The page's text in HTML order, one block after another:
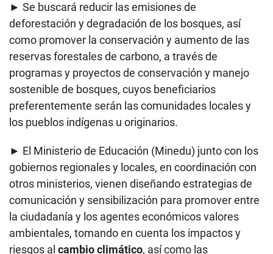
► Se buscará reducir las emisiones de
deforestación y degradación de los bosques, así
como promover la conservación y aumento de las
reservas forestales de carbono, a través de
programas y proyectos de conservación y manejo
sostenible de bosques, cuyos beneficiarios
preferentemente serán las comunidades locales y
los pueblos indígenas u originarios.
► El Ministerio de Educación (Minedu) junto con los
gobiernos regionales y locales, en coordinación con
otros ministerios, vienen diseñando estrategias de
comunicación y sensibilización para promover entre
la ciudadanía y los agentes económicos valores
ambientales, tomando en cuenta los impactos y
riesgos al cambio climático, así como las